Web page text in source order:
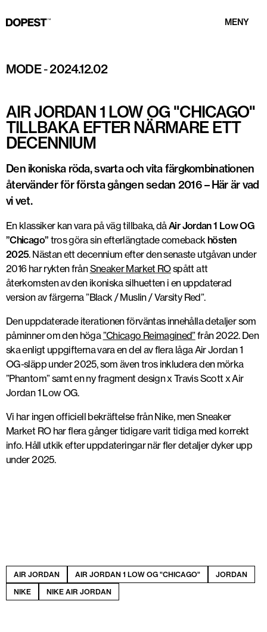
MENY
MODE-2024.12.02
AIR JORDAN 1 LOW OG "CHICAGO"
TILLBAKA EFTER NÄRMARE ETT
DECENNIUM
Den ikoniska röda, svarta och vita färgkombinationen
återvänder för första gången sedan 2016 – Här är vad
vi vet.
En klassiker kan vara på väg tillbaka, dåAir Jordan 1 Low OG
”Chicago” tros göra sin efterlängtade comeback hösten
2025. Nästan ett decennium efter den senaste utgåvan under
2016 har rykten frånSneaker Market ROspått att
återkomsten av den ikoniska silhuetten i en uppdaterad
version av färgerna ”Black / Muslin / Varsity Red”.
Den uppdaterade iterationen förväntas innehålla detaljer som
påminner om den höga”Chicago Reimagined”från 2022. Den
ska enligt uppgifterna vara en del av flera låga Air Jordan 1
OG-släpp under 2025, som även tros inkludera den mörka
”Phantom” samt en ny fragment design x Travis Scott x Air
Jordan 1 Low OG.
Vi har ingen officiell bekräftelse från Nike, men Sneaker
Market RO har flera gånger tidigare varit tidiga med korrekt
info. Håll utkik efter uppdateringar när fler detaljer dyker upp
under 2025.
AIR JORDAN AIR JORDAN 1 LOW OG "CHICAGO"
JORDAN
NIKE
NIKE AIR JORDAN